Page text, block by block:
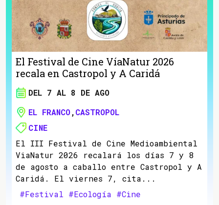
El Festival de Cine VíaNatur 2026
recala en Castropol y A Caridá
DEL 7 AL 8 DE AGO
EL FRANCO,CASTROPOL
CINE
El III Festival de Cine Medioambiental
ViaNatur 2026 recalará los días 7 y 8
de agosto a caballo entre Castropol y A
Caridá. El viernes 7, cita...
#Festival #Ecología #Cine